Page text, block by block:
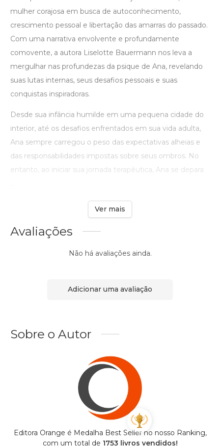
mulher corajosa em busca de autoconhecimento,
crescimento pessoal e libertação das amarras do passado.
Com uma narrativa envolvente e profundamente
comovente, a autora Liselotte Bauermann nos leva a
mergulhar nas profundezas da psique de Ana, revelando
suas lutas internas, seus desafios pessoais e suas
conquistas inspiradoras.
Desde sua infância humilde em uma pequena cidade do
interior, até os desafios enfrentados em sua vida adulta,
Ana sempre carregou o peso das expectativas alheias e
das responsabilidades impostas sobre seus ombros. No
entanto, ao iniciar sua jornada terapêutica, Ana se depara
Ver mais
Avaliações
Não há avaliações ainda.
Adicionar uma avaliação
Sobre o Autor
Editora Orange é Medalha Best Seller no nosso Ranking,
com um total de 1753 livros vendidos!